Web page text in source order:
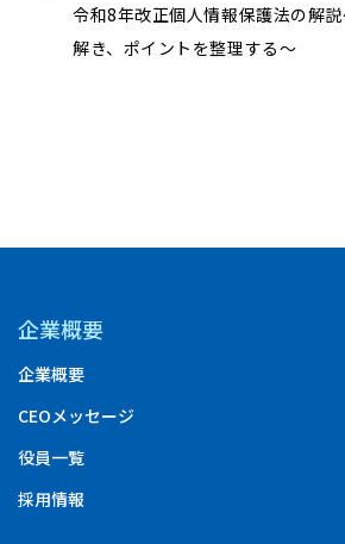
令和8年改正個人情報保護法の解
解き、ポイントを整理する～
企業概要
企業概要
CEOメッセージ
役員一覧
採用情報